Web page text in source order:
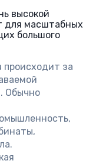
высокой
для масштабных
большого
за
Обычно